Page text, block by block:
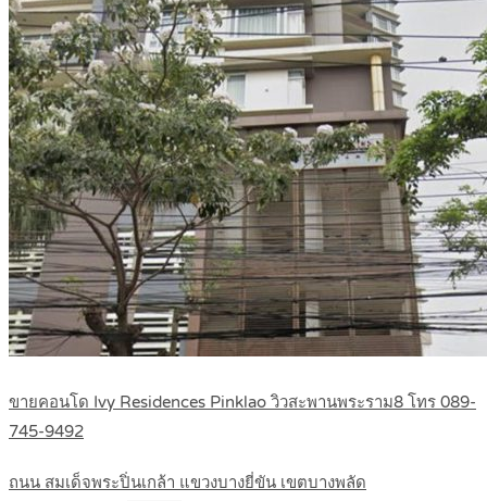
ขายคอนโด Ivy Residences Pinklao วิวสะพานพระราม8 โทร 089-
745-9492
ถนน สมเด็จพระปิ่นเกล้า แขวงบางยี่ขัน เขตบางพลัด